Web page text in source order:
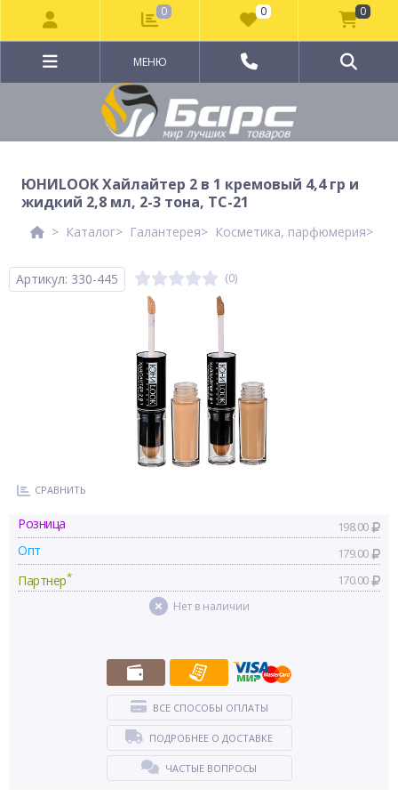
МЕНЮ
ЮНИLOOK Хайлайтер 2 в 1 кремовый 4,4 гр и
жидкий 2,8 мл, 2-3 тона, ТС-21
Каталог Галантерея Косметика, парфюмерия
Артикул: 330-445 (0)
СРАВНИТЬ
Розница 198.00
Опт 179.00
Партнер* 170.00
Нет в наличии
ВСЕ СПОСОБЫ ОПЛАТЫ
ПОДРОБНЕЕ О ДОСТАВКЕ
ЧАСТЫЕ ВОПРОСЫ
0 0 0